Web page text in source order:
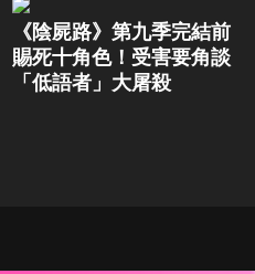
《陰屍路》第九季完結前
賜死十角色！受害要角談
「低語者」大屠殺